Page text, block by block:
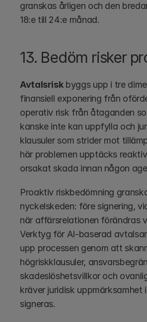
granskas årligen och den
18:e till 24:e månad.
13. Bedöm risker
Avtalsrisk byggs upp i tre
finansiell exponering från
operativ risk från åtaganden
kanske inte kan uppfylla och
klausuler som strider mot
här problemen upptäcks
orsakat skada innan någon
Proaktiv riskbedömning
nyckelskeden: före signering,
när affärsrelationen förändras
Verktyg för AI-baserad
upp processen genom att
högriskklausuler,
skadeslöshetsvillkor och
kräver juridisk uppmärksamhet
signeras.